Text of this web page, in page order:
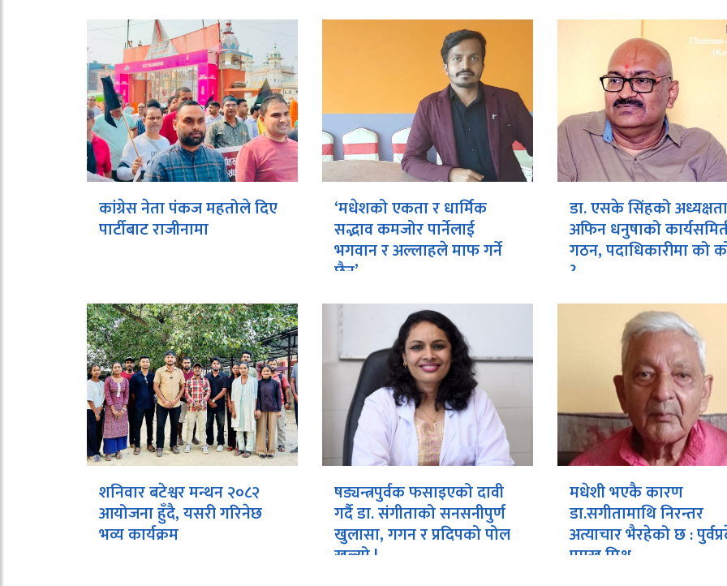
कांग्रेस नेता पंकज महतोले दिए
पार्टीबाट राजीनामा
‘मधेशको एकता र धार्मिक
सद्भाव कमजोर पार्नेलाई
भगवान र अल्लाहले माफ गर्ने
छैन’
डा. एसके सिंहको
अफिन धनुषाको
गठन, पदाधिकारीमा को
?
शनिवार बटेश्वर मन्थन २०८२
आयोजना हुँदै, यसरी गरिनेछ
भव्य कार्यक्रम
षड्यन्त्रपुर्वक फसाइएको दावी
गर्दै डा. संगीताको सनसनीपुर्ण
खुलासा, गगन र प्रदिपको पोल
खुल्यो !
मधेशी भएकै कारण
डा.सगीतामाथि निरन्तर
अत्याचार भैरहेको छ :
प्रमुख मिश्र